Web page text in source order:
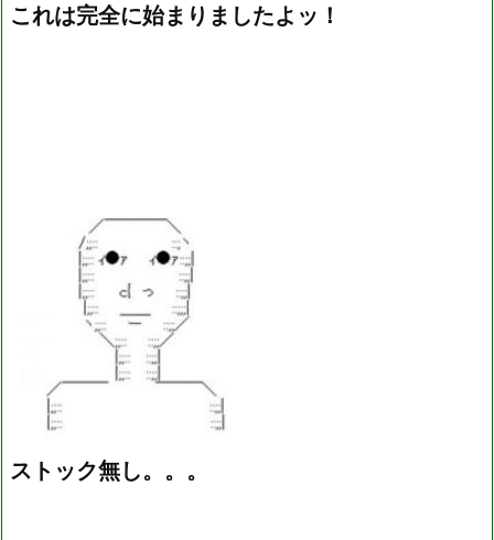
これは完全に始まりましたよッ！
ストック無し。。。